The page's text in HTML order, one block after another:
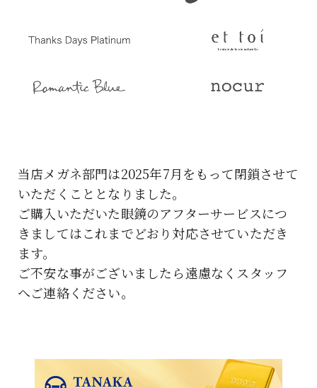
当店メガネ部門は2025年7月をもって閉鎖させて
いただくこととなりました。
ご購入いただいた眼鏡のアフターサービスにつ
きましてはこれまでどおり対応させていただき
ます。
ご不安な事がございましたら遠慮なくスタッフ
へご連絡ください。